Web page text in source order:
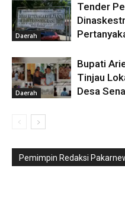
Daerah
Tender
Daerah
Bupati
Tinjau
Desa
Pemimpin Redaksi